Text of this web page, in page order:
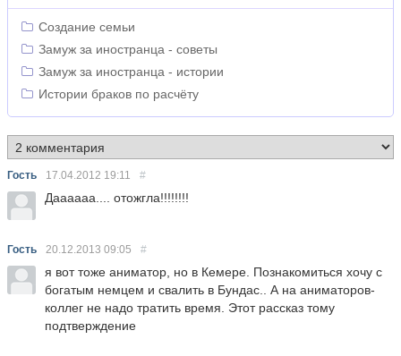
Создание семьи
Замуж за иностранца - советы
Замуж за иностранца - истории
Истории браков по расчёту
Гость 17.04.2012 19:11 #
Даааааа.... отожгла!!!!!!!!
Гость 20.12.2013 09:05 #
я вот тоже аниматор, но в Кемере. Познакомиться хочу с
богатым немцем и свалить в Бундас.. А на аниматоров-
коллег не надо тратить время. Этот рассказ тому
подтверждение